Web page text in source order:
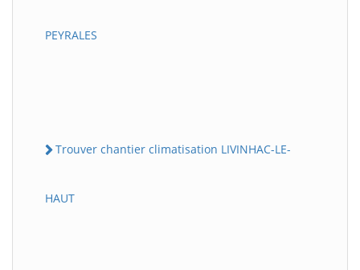
PEYRALES
Trouver chantier climatisation LIVINHAC-LE-
HAUT